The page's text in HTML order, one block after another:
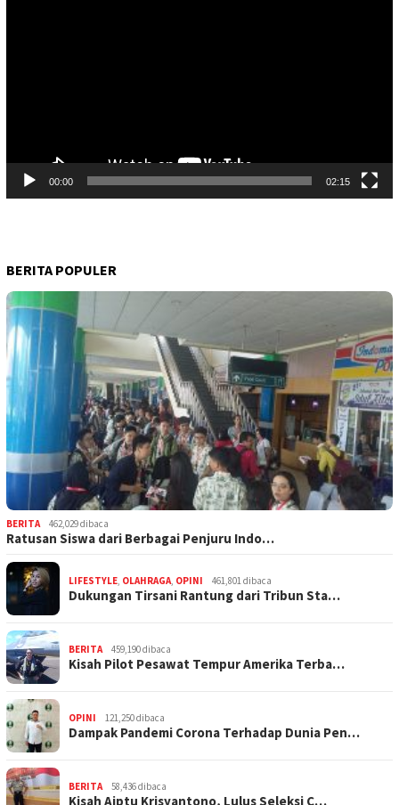
00:00 02:15
BERITA POPULER
BERITA 462,029 dibaca
Ratusan Siswa dari Berbagai Penjuru Indo…
LIFESTYLE OLAHRAGA OPINI 461,801 dibaca
Dukungan Tirsani Rantung dari Tribun Sta…
BERITA 459,190 dibaca
Kisah Pilot Pesawat Tempur Amerika Terba…
OPINI 121,250 dibaca
Dampak Pandemi Corona Terhadap Dunia Pen…
BERITA 58,436 dibaca
Kisah Aiptu Krisyantono, Lulus Seleksi C…